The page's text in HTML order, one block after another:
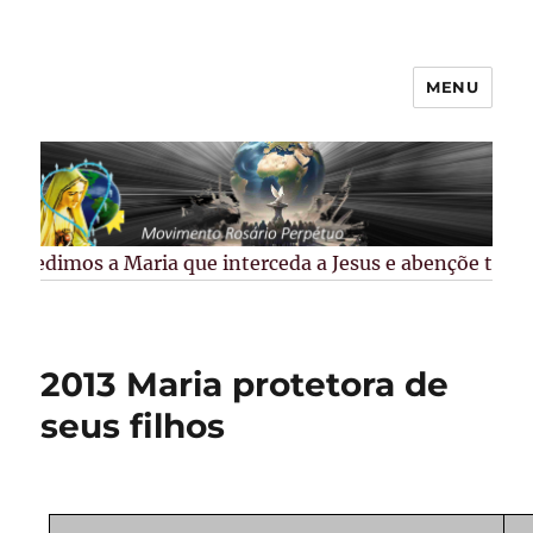
Guarapuava/PR
MENU
Pedimos a Maria que interceda a Jesus e abençõe
2013 Maria protetora de
seus filhos